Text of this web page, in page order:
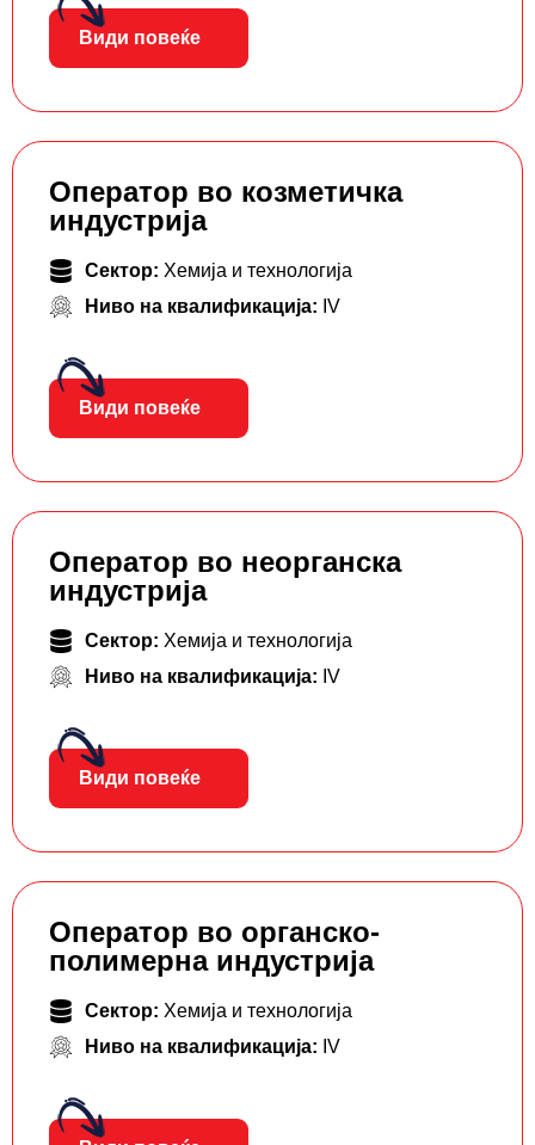
Види повеќе
Оператор во козметичка
индустрија
Сектор: Хемија и технологија
Ниво на квалификација: IV
Види повеќе
Оператор во неорганска
индустрија
Сектор: Хемија и технологија
Ниво на квалификација: IV
Види повеќе
Оператор во органско-
полимерна индустрија
Сектор: Хемија и технологија
Ниво на квалификација: IV